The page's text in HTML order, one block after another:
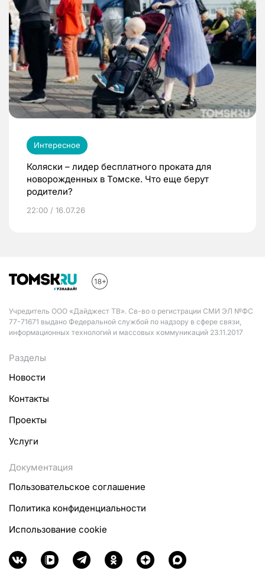
Интересное
Коляски – лидер бесплатного проката для
новорожденных в Томске. Что еще берут
родители?
22:00 / 16.07.26
Учредитель ООО «Дайджест ТВ». Св-во о регистрации СМИ ЭЛ №ФС
77-71671 выдано Федеральной службой по надзору в сфере связи,
информационных технологий и массовых коммуникаций 23.11.2017
Разделы
Новости
Контакты
Проекты
Услуги
Документация
Пользовательское соглашение
Политика конфиденциальности
Использование cookie